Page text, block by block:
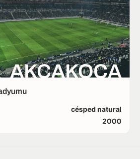
AKÇAKOCA
césped natural
2000